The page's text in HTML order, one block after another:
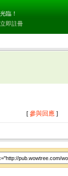
臨！
立即註冊
[ 參與回應]